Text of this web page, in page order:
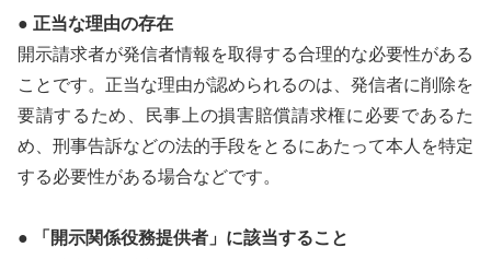
● 正当な理由の存在
開示請求者が発信者情報を取得する合理的な必要性がある
ことです。正当な理由が認められるのは、発信者に削除を
要請するため、民事上の損害賠償請求権に必要であるた
め、刑事告訴などの法的手段をとるにあたって本人を特定
する必要性がある場合などです。
● 「開示関係役務提供者」に該当すること